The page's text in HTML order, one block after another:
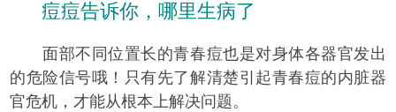
痘痘告诉你，哪里生病了
面部不同位置长的青春痘也是对身体各器官发出
的危险信号哦！只有先了解清楚引起青春痘的内脏器
官危机，才能从根本上解决问题。